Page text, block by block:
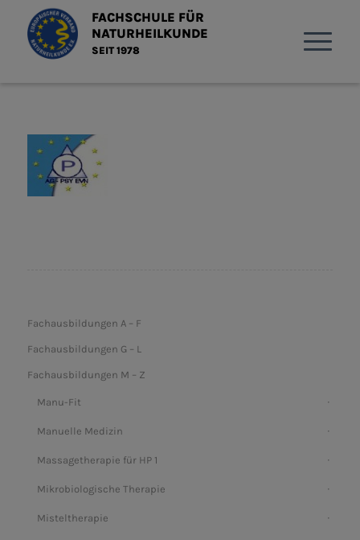
FACHSCHULE FÜR
NATURHEILKUNDE
SEIT 1978
Fachausbildungen A – F
Fachausbildungen G – L
Fachausbildungen M – Z
Manu-Fit
Manuelle Medizin
Massagetherapie für HP 1
Mikrobiologische Therapie
Misteltherapie